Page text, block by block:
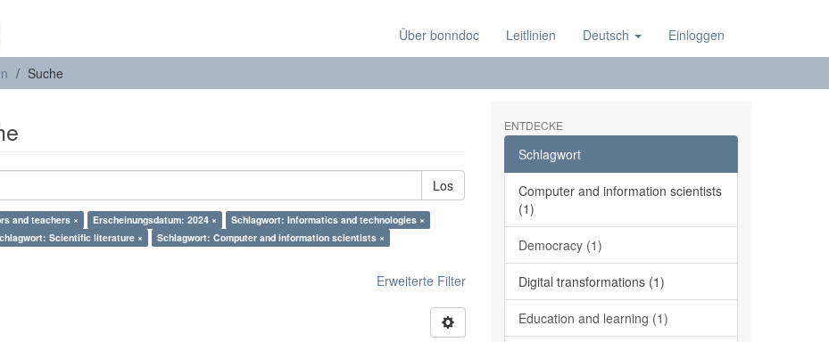
Über bonndoc Leitlinien Deutsch Einloggen
Suche
Los
and teachers × Erscheinungsdatum: 2024 ×
Schlagwort: Informatics and technologies ×
Scientific literature ×
Schlagwort: Computer and information scientists ×
Erweiterte Filter
ENTDECKE
Schlagwort
Computer and information scientists
(1)
Democracy (1)
Digital transformations (1)
Education and learning (1)